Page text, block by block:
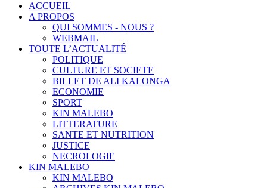
ACCUEIL
A PROPOS
QUI SOMMES - NOUS ?
WEBMAIL
TOUTE L’ACTUALITÉ
POLITIQUE
CULTURE ET SOCIETE
BILLET DE ALI KALONGA
ECONOMIE
SPORT
KIN MALEBO
LITTERATURE
SANTE ET NUTRITION
JUSTICE
NECROLOGIE
KIN MALEBO
KIN MALEBO